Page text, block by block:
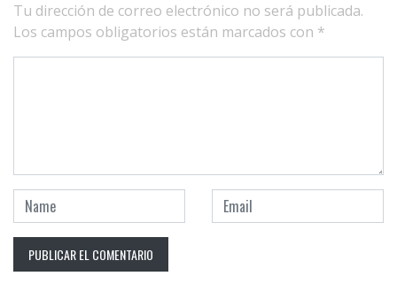
Tu dirección de correo electrónico no será publicada.
Los campos obligatorios están marcados con *